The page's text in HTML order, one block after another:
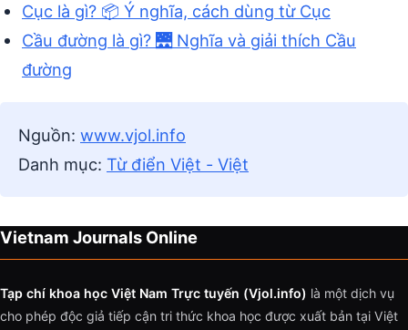
Cục là gì? 📦 Ý nghĩa, cách dùng từ Cục
Cầu đường là gì? 🌉 Nghĩa và giải thích Cầu
đường
Nguồn: www.vjol.info
Danh mục: Từ điển Việt - Việt
Vietnam Journals Online
Tạp chí khoa học Việt Nam Trực tuyến (Vjol.info) là một dịch vụ
cho phép độc giả tiếp cận tri thức khoa học được xuất bản tại Việt